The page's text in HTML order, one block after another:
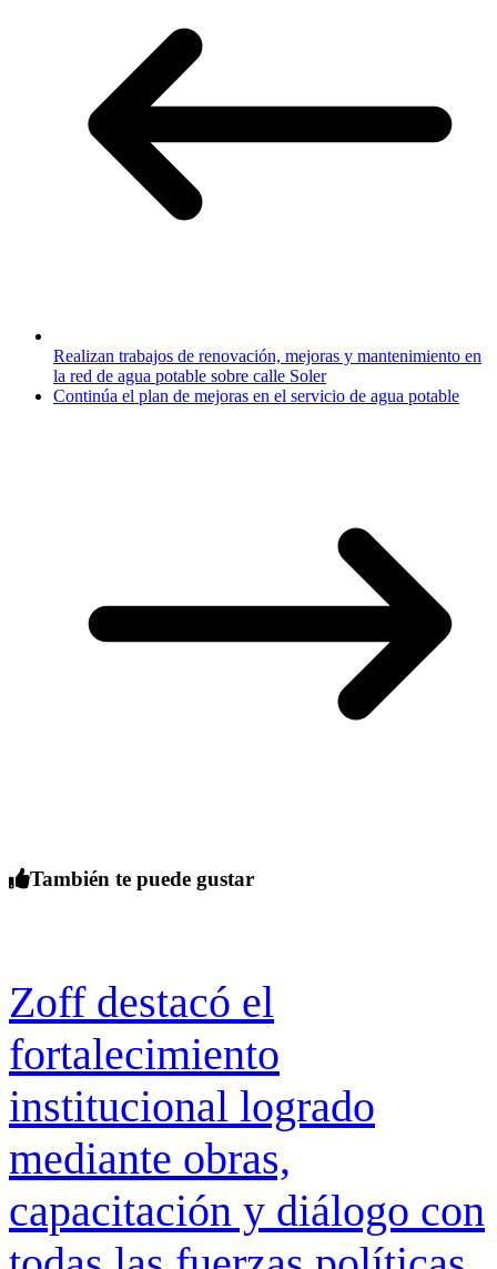
Realizan trabajos de renovación, mejoras y mantenimiento en
la red de agua potable sobre calle Soler
Continúa el plan de mejoras en el servicio de agua potable
También te puede gustar
Zoff destacó el
fortalecimiento
institucional logrado
mediante obras,
capacitación y diálogo con